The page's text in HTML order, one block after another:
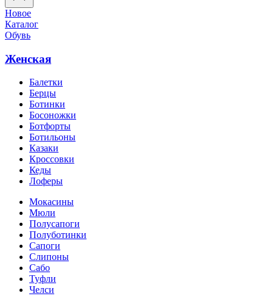
Новое
Каталог
Обувь
Женская
Балетки
Берцы
Ботинки
Босоножки
Ботфорты
Ботильоны
Казаки
Кроссовки
Кеды
Лоферы
Мокасины
Мюли
Полусапоги
Полуботинки
Сапоги
Слипоны
Сабо
Туфли
Челси